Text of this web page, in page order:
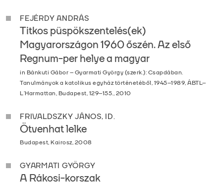
FEJÉRDY ANDRÁS
Titkos püspökszentelés(ek)
Magyarországon 1960 őszén. Az első
Regnum-per helye a magyar
in Bánkuti Gábor – Gyarmati György (szerk.): Csapdában.
Tanulmányok a katolikus egyház történetéből, 1945–1989, ÁBTL–
L’Harmattan, Budapest, 129–155., 2010
FRIVALDSZKY JÁNOS, ID.
Ötvenhat lelke
Budapest, Kairosz, 2008
GYARMATI GYÖRGY
A Rákosi-korszak